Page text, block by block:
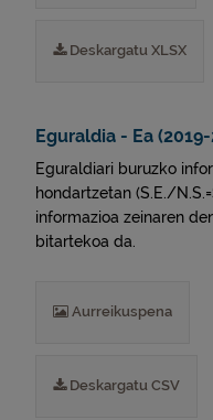
Deskargatu XLSX
Eguraldia - Ea
Eguraldiari buruzko
hondartzetan (S.E./
informazioa zeinaren
bitartekoa da.
Aurreikuspena
Deskargatu CSV